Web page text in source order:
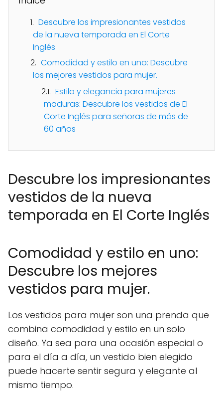
Descubre los impresionantes vestidos
de la nueva temporada en El Corte
Inglés
Comodidad y estilo en uno: Descubre
los mejores vestidos para mujer.
Estilo y elegancia para mujeres
maduras: Descubre los vestidos de El
Corte Inglés para señoras de más de
60 años
Descubre los impresionantes
vestidos de la nueva
temporada en El Corte Inglés
Comodidad y estilo en uno:
Descubre los mejores
vestidos para mujer.
Los vestidos para mujer son una prenda que
combina comodidad y estilo en un solo
diseño. Ya sea para una ocasión especial o
para el día a día, un vestido bien elegido
puede hacerte sentir segura y elegante al
mismo tiempo.